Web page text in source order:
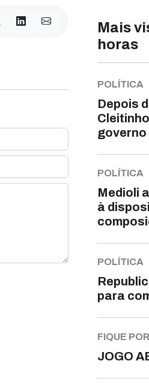
Mais
horas
POLÍTICA
Depois
governo
POLÍTICA
Medioli
à
POLÍTICA
para
FIQUE
JOGO